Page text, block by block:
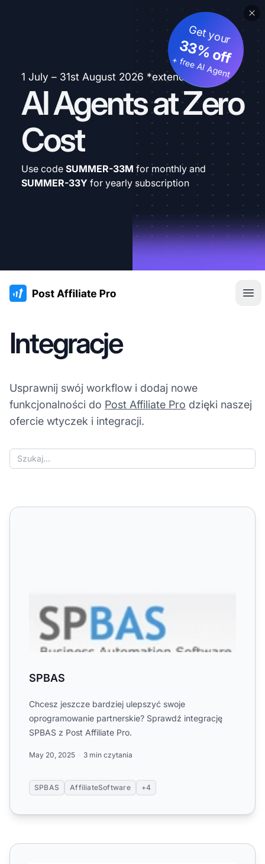
1 July – 31st August 2026 *extended
AI Agents at Zero
Cost
Get your
33% off
+ free AI Agent
Use code SUMMER-33M for monthly and
SUMMER-33Y for yearly subscription
:site.title
Integracje
Usprawnij swój workflow i dodaj nowe
funkcjonalności do Post Affiliate Pro dzięki naszej
ofercie wtyczek i integracji.
SPBAS
SPBAS
Chcesz jeszcze bardziej ulepszyć swoje
oprogramowanie partnerskie? Sprawdź integrację
SPBAS z Post Affiliate Pro.
May 20, 2025 3 min czytania
SPBAS AffiliateSoftware +4
SplashCart